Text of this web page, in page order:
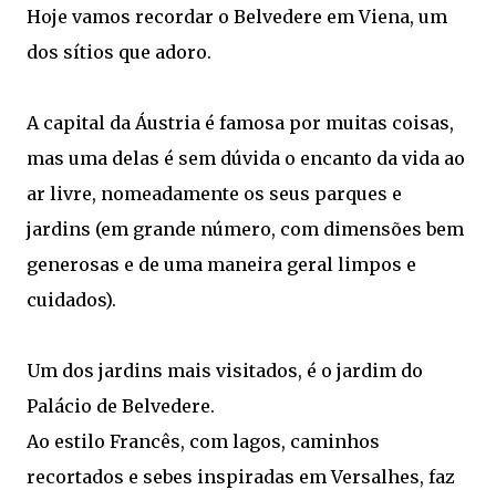
Hoje vamos recordar o Belvedere em Viena, um
dos sítios que adoro.
A capital da Áustria é famosa por muitas coisas,
mas uma delas é sem dúvida o encanto da vida ao
ar livre, nomeadamente os seus parques e
jardins (em grande número, com dimensões bem
generosas e de uma maneira geral limpos e
cuidados).
Um dos jardins mais visitados, é o jardim do
Palácio de Belvedere.
Ao estilo Francês, com lagos, caminhos
recortados e sebes inspiradas em Versalhes, faz